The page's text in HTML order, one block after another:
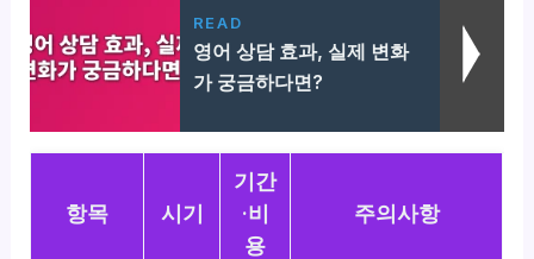
READ
영어 상담 효과, 실제 변화
가 궁금하다면?
항목 시기
기간
·비
용
주의사항